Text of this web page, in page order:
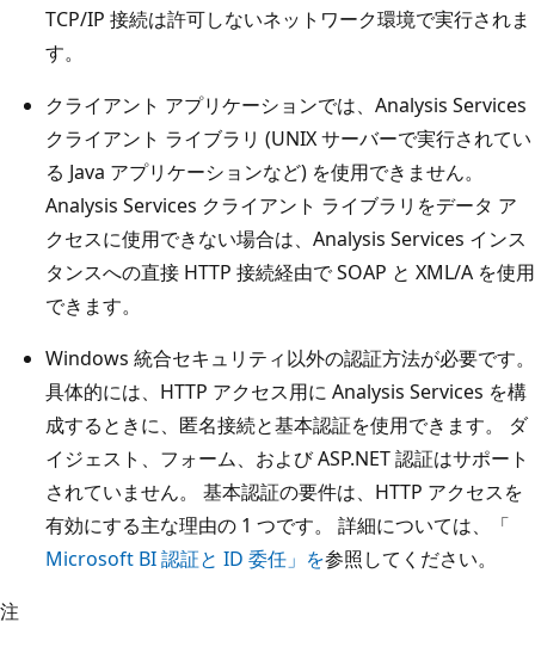
TCP/IP 接続は許可しないネットワーク環境で実行されま
す。
クライアント アプリケーションでは、Analysis Services
クライアント ライブラリ (UNIX サーバーで実行されてい
る Java アプリケーションなど) を使用できません。
Analysis Services クライアント ライブラリをデータ ア
クセスに使用できない場合は、Analysis Services インス
タンスへの直接 HTTP 接続経由で SOAP と XML/A を使用
できます。
Windows 統合セキュリティ以外の認証方法が必要です。
具体的には、HTTP アクセス用に Analysis Services を構
成するときに、匿名接続と基本認証を使用できます。 ダ
イジェスト、フォーム、および ASP.NET 認証はサポート
されていません。 基本認証の要件は、HTTP アクセスを
有効にする主な理由の 1 つです。 詳細については、「
Microsoft BI 認証と ID 委任」を参照してください。
注